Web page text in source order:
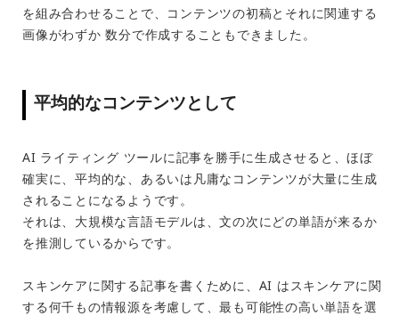
を組み合わせることで、コンテンツの初稿とそれに関連する
画像がわずか 数分で作成することもできました。
平均的なコンテンツとして
AI ライティング ツールに記事を勝手に生成させると、ほぼ
確実に、平均的な、あるいは凡庸なコンテンツが大量に生成
されることになるようです。
それは、大規模な言語モデルは、文の次にどの単語が来るか
を推測しているからです。
スキンケアに関する記事を書くために、AI はスキンケアに関
する何千もの情報源を考慮して、最も可能性の高い単語を選